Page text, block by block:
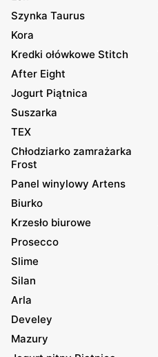
Szynka Taurus
Kora
Kredki ołówkowe Stitch
After Eight
Jogurt Piątnica
Suszarka
TEX
Chłodziarko zamrażarka
Frost
Panel winylowy Artens
Biurko
Krzesło biurowe
Prosecco
Slime
Silan
Arla
Develey
Mazury